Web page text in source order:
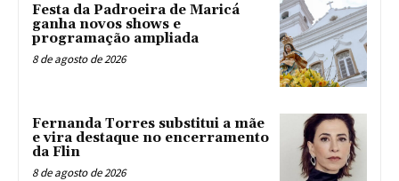
Festa da Padroeira de Maricá
ganha novos shows e
programação ampliada
8 de agosto de 2026
Fernanda Torres substitui a mãe
e vira destaque no encerramento
da Flin
8 de agosto de 2026